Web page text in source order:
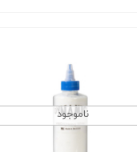
ناموجود